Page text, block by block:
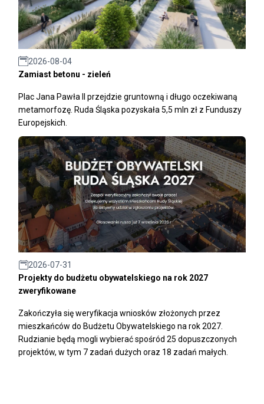
2026-08-04
Zamiast betonu - zieleń
Plac Jana Pawła II przejdzie gruntowną i długo oczekiwaną
metamorfozę. Ruda Śląska pozyskała 5,5 mln zł z Funduszy
Europejskich.
2026-07-31
Projekty do budżetu obywatelskiego na rok 2027
zweryfikowane
Zakończyła się weryfikacja wniosków złożonych przez
mieszkańców do Budżetu Obywatelskiego na rok 2027.
Rudzianie będą mogli wybierać spośród 25 dopuszczonych
projektów, w tym 7 zadań dużych oraz 18 zadań małych.